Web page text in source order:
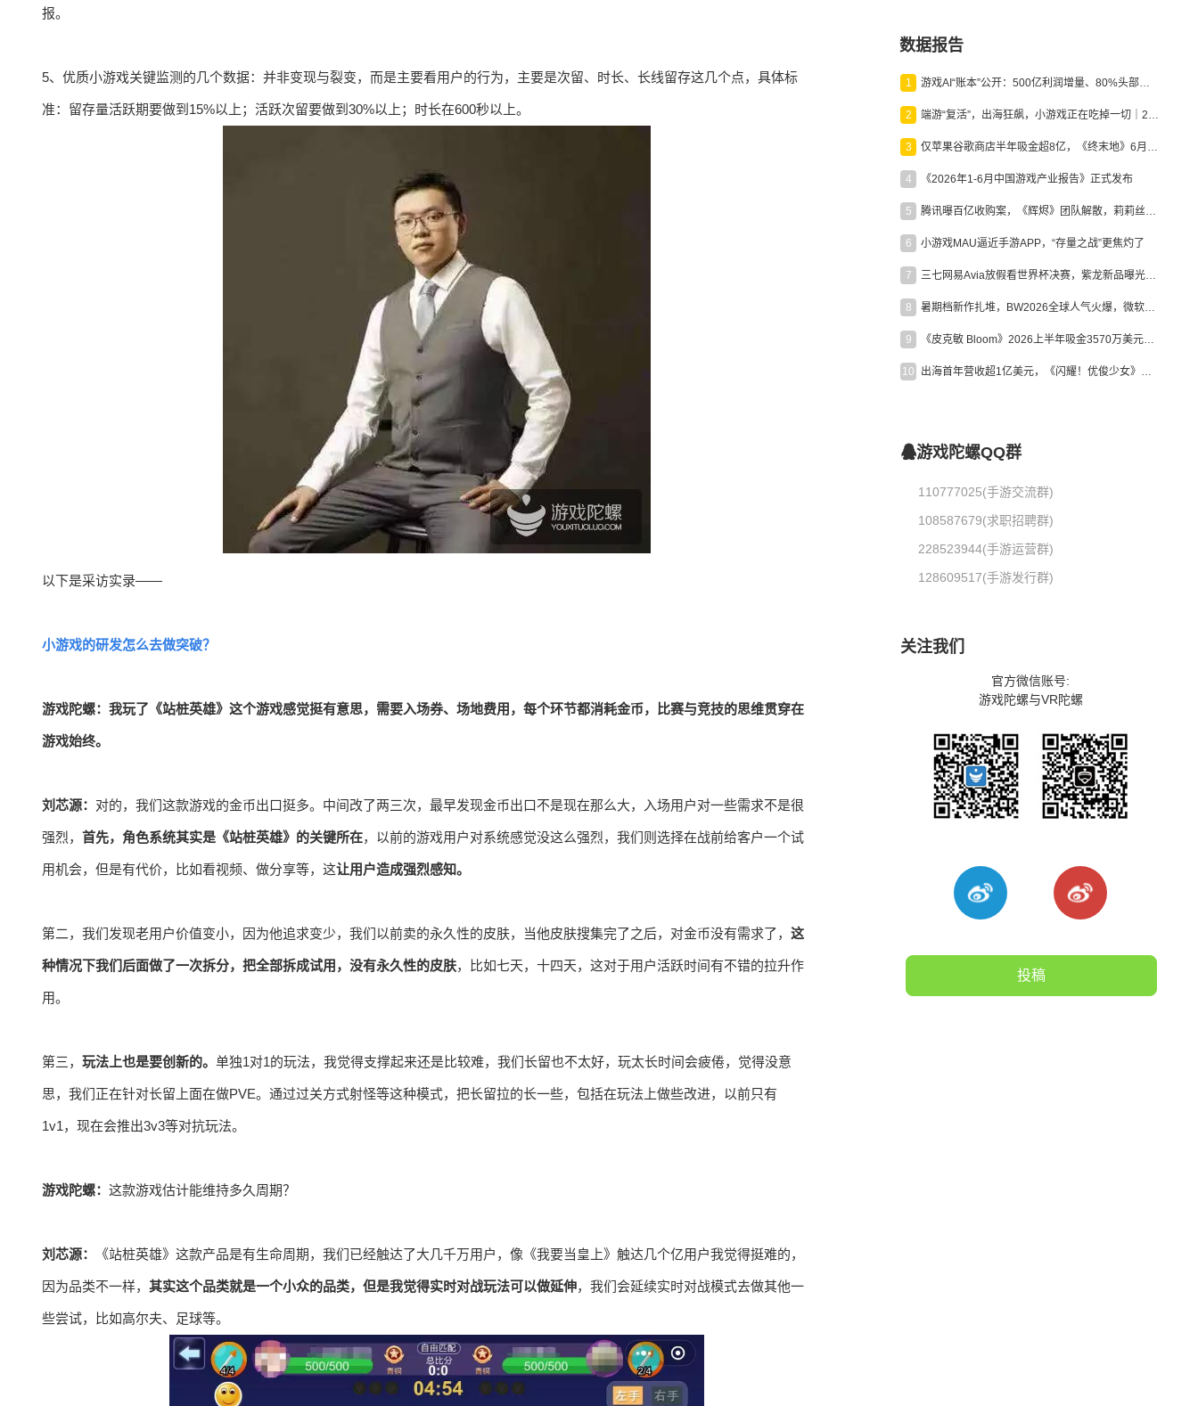
报。
5、优质小游戏关键监测的几个数据：并非变现与裂变，而是主要看用户的行为，主要是次留、时长、长线留存这几个点，具体标
准：留存量活跃期要做到15%以上；活跃次留要做到30%以上；时长在600秒以上。
以下是采访实录——
小游戏的研发怎么去做突破？
游戏陀螺：我玩了《站桩英雄》这个游戏感觉挺有意思，需要入场券、场地费用，每个环节都消耗金币，比赛与竞技的思维贯穿在
游戏始终。
刘芯源： 对的，我们这款游戏的金币出口挺多。中间改了两三次，最早发现金币出口不是现在那么大，入场用户对一些需求不是很
强烈， 首先，角色系统其实是《站桩英雄》的关键所在，以前的游戏用户对系统感觉没这么强烈，我们则选择在战前给客户一个试
用机会，但是有代价，比如看视频、做分享等，这让用户造成强烈感知。
第二，我们发现老用户价值变小，因为他追求变少，我们以前卖的永久性的皮肤，当他皮肤搜集完了之后，对金币没有需求了， 这
种情况下我们后面做了一次拆分，把全部拆成试用，没有永久性的皮肤，比如七天，十四天，这对于用户活跃时间有不错的拉升作
用。
第三， 玩法上也是要创新的。 单独1对1的玩法，我觉得支撑起来还是比较难，我们长留也不太好，玩太长时间会疲倦，觉得没意
思，我们正在针对长留上面在做PVE。通过过关方式射怪等这种模式，把长留拉的长一些，包括在玩法上做些改进，以前只有
1v1，现在会推出3v3等对抗玩法。
游戏陀螺： 这款游戏估计能维持多久周期？
刘芯源： 《站桩英雄》这款产品是有生命周期，我们已经触达了大几千万用户，像《我要当皇上》触达几个亿用户我觉得挺难的，
因为品类不一样， 其实这个品类就是一个小众的品类，但是我觉得实时对战玩法可以做延伸，我们会延续实时对战模式去做其他一
些尝试，比如高尔夫、足球等。
数据报告
1 游戏AI“账本”公开：500亿利润增量、80%头部入局，谁在闷声发财？
2 端游“复活”，出海狂飙，小游戏正在吃掉一切｜2026上半年产业报告
3 仅苹果谷歌商店半年吸金超8亿，《终末地》6月份收入显著回暖
4 《2026年1-6月中国游戏产业报告》正式发布
5 腾讯曝百亿收购案，《辉烬》团队解散，莉莉丝新作曝光｜陀螺周报
6 小游戏MAU逼近手游APP，“存量之战”更焦灼了
7 三七网易Avia放假看世界杯决赛，紫龙新品曝光，米哈游新作上线 | 陀螺周报
8 暑期档新作扎堆，BW2026全球人气火爆，微软XBOX大裁员|陀螺周报
9 《皮克敏 Bloom》2026上半年吸金3570万美元，中国台湾成最大市场
10 出海首年营收超1亿美元，《闪耀！优俊少女》美国市场占比达七成
游戏陀螺QQ群
110777025(手游交流群)
108587679(求职招聘群)
228523944(手游运营群)
128609517(手游发行群)
关注我们
官方微信账号:
游戏陀螺与VR陀螺
投稿